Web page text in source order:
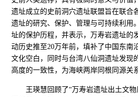
遗址成立的史前洞穴遗址联盟旨在联合
遗址的研究、保护、管理与可持续利用
址的保护历程，并表示，万寿岩遗址的
动历史推至20万年前，填补了中国东南
文化空白，同时与台湾八仙洞遗址发现
高度的一致性，为海峡两岸同根同源关
王瑛慧回顾了“万寿岩遗址出土文